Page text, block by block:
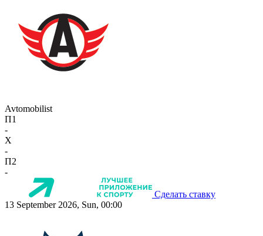
Avtomobilist
П1
-
X
-
П2
-
Сделать ставку
13 September 2026, Sun, 00:00